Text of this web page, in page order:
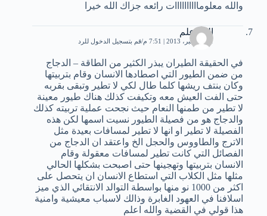
والله معلوماااااااااات رائعه جزاك الله خيرا
الله اعلم
21 ديسمبر، 2013 | 7:51 م قم بتسجيل الدخول للرد
في الحقيقة الطيران يبذر الكثير من الطاقة – الدجاج
من ضمن الطيور التي اصطادها الانسان وقام بتربيتها
وكان بنتف ريشها كلما طال لكي لا تطير وتبقى بقربه
حتى الفت العيش معه وتكيفت كذلك هناك طيور معينة
لا تطير من طمنها النعام حيث نجحت عملية تربيته كذلك
والدجاج هو من فصيلة الطيور نسيت اسمها لكن هذه
الفصيلة لا تطير او انها لا تطير لمسافات بعيدة مثل
الاترج والطاووس والحجل الخ واعتقد ان الدجاج من
الفصائل التي كانت تطير لمسافات معقولة وقام
الانسان بتربيتها وتهجينها حتى اصبحت بشكلها الحالي
مثلها مثل الكلاب التي استطاع الانسان ان يتحصل على
اكثر من 1000 نو منها بواسطة التوالد الانتقائي الذي ميز
اسلافنا في العهود الغابرة وذالك لاسباب معيشية وامنية
هذا قولي في القضية والله اعلم